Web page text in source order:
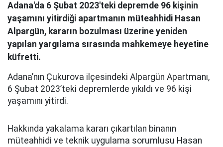
Adana'da 6 Şubat 2023'teki depremde 96 kişinin
yaşamını yitirdiği apartmanın müteahhidi Hasan
Alpargün, kararın bozulması üzerine yeniden
yapılan yargılama sırasında mahkemeye heyetine
küfretti.
Adana’nın Çukurova ilçesindeki Alpargün Apartmanı,
6 Şubat 2023’teki depremlerde yıkıldı ve 96 kişi
yaşamını yitirdi.
Hakkında yakalama kararı çıkartılan binanın
müteahhidi ve teknik uygulama sorumlusu Hasan